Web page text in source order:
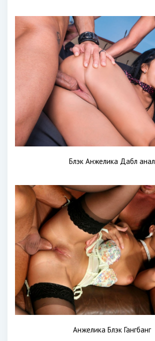
Блэк Анжелика Дабл анал
Анжелика Блэк Гангбанг